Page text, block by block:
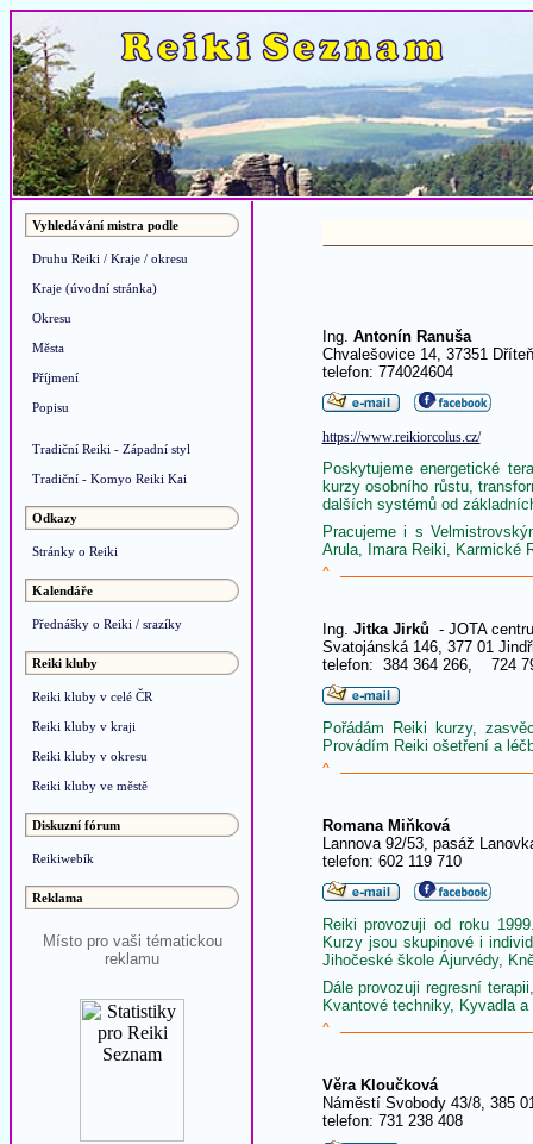
Vyhledávání mistra podle
Druhu Reiki / Kraje / okresu
Kraje (úvodní stránka)
Okresu
Města
Příjmení
Popisu
Tradiční Reiki - Západní styl
Tradiční - Komyo Reiki Kai
Odkazy
Stránky o Reiki
Kalendáře
Přednášky o Reiki / srazíky
Reiki kluby
Reiki kluby v celé ČR
Reiki kluby v kraji
Reiki kluby v okresu
Reiki kluby ve městě
Diskuzní fórum
Reikiwebík
Reklama
Místo pro vaši tématickou
reklamu
Ing. Antonín Ranuša
Chvalešovice 14, 37351 Dříteň
telefon: 774024604
https://www.reikiorcolus.cz/
Poskytujeme energetické
kurzy osobního růstu,
dalších systémů od
Pracujeme i s
Arula, Imara Reiki, Karmické
^
Ing. Jitka Jirků - JOTA
Svatojánská 146, 377 01
telefon: 384 364 266, 724
Pořádám Reiki kurzy,
Provádím Reiki ošetření a
^
Romana Miňková
Lannova 92/53, pasáž
telefon: 602 119 710
Reiki provozuji od roku
Kurzy jsou skupinové i
Jihočeské škole Ájurvédy,
Dále provozuji regresní
Kvantové techniky, Kyvadla
^
Věra Kloučková
Náměstí Svobody 43/8, 385
telefon: 731 238 408